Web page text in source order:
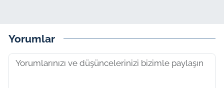
Yorumlar